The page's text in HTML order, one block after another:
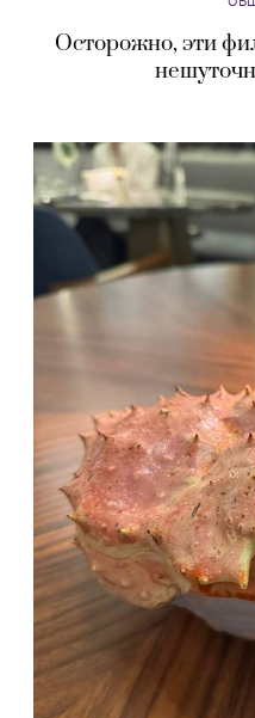
Осторожно, эти